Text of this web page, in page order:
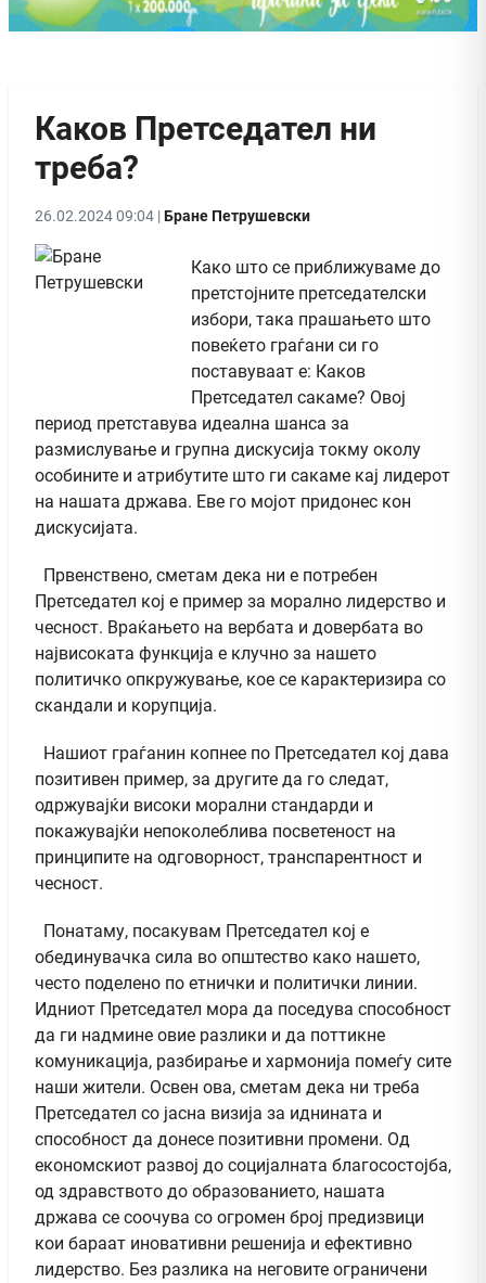
Каков Претседател ни
треба?
26.02.2024 09:04 |Бране Петрушевски
Како што се приближуваме до
претстојните претседателски
избори, така прашањето што
повеќето граѓани си го
поставуваат е: Каков
Претседател сакаме? Овој
период претставува идеална шанса за
размислување и групна дискусија токму околу
особините и атрибутите што ги сакаме кај лидерот
на нашата држава. Еве го мојот придонес кон
дискусијата.
Првенствено, сметам дека ни е потребен
Претседател кој е пример за морално лидерство и
чесност. Враќањето на вербата и довербата во
највисоката функција е клучно за нашето
политичко опкружување, кое се карактеризира со
скандали и корупција.
Нашиот граѓанин копнее по Претседател кој дава
позитивен пример, за другите да го следат,
одржувајќи високи морални стандарди и
покажувајќи непоколеблива посветеност на
принципите на одговорност, транспарентност и
чесност.
Понатаму, посакувам Претседател кој е
обединувачка сила во општество како нашето,
често поделено по етнички и политички линии.
Идниот Претседател мора да поседува способност
да ги надмине овие разлики и да поттикне
комуникација, разбирање и хармонија помеѓу сите
наши жители. Освен ова, сметам дека ни треба
Претседател со јасна визија за иднината и
способност да донесе позитивни промени. Од
економскиот развој до социјалната благосостојба,
од здравството до образованието, нашата
држава се соочува со огромен број предизвици
кои бараат иновативни решенија и ефективно
лидерство. Без разлика на неговите ограничени